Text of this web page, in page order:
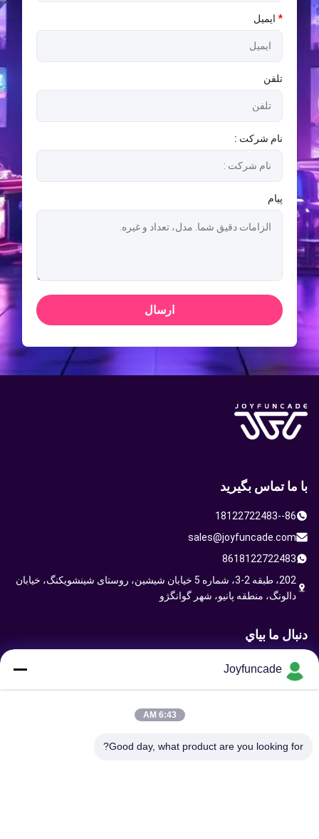
* ایمیل
تلفن
نام شرکت :
پیام
ارسال
با ما تماس بگیرید
86--18122722483
sales@joyfuncade.com
8618122722483
202، طبقه 2-3، شماره 5 خیابان شیشین، روستای شینشویکنگ، خیابان
دالونگ، منطقه پانیو، شهر گوانگژو
دنبال ما بياي
Joyfuncade
6:43 AM
Good day, what product are you looking for?